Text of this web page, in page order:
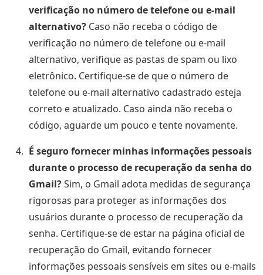
verificação no número de telefone ou e-mail
alternativo? Caso não receba o código de
verificação no número de telefone ou e-mail
alternativo, verifique as pastas de spam ou lixo
eletrônico. Certifique-se de que o número de
telefone ou e-mail alternativo cadastrado esteja
correto e atualizado. Caso ainda não receba o
código, aguarde um pouco e tente novamente.
É seguro fornecer minhas informações pessoais
durante o processo de recuperação da senha do
Gmail?Sim, o Gmail adota medidas de segurança
rigorosas para proteger as informações dos
usuários durante o processo de recuperação da
senha. Certifique-se de estar na página oficial de
recuperação do Gmail, evitando fornecer
informações pessoais sensíveis em sites ou e-mails